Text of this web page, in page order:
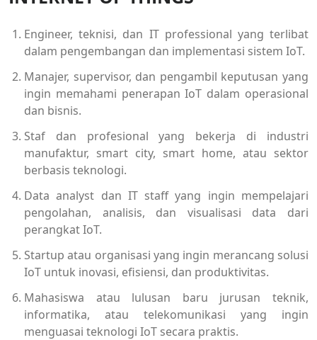
Engineer, teknisi, dan IT professional yang terlibat
dalam pengembangan dan implementasi sistem IoT.
Manajer, supervisor, dan pengambil keputusan yang
ingin memahami penerapan IoT dalam operasional
dan bisnis.
Staf dan profesional yang bekerja di industri
manufaktur, smart city, smart home, atau sektor
berbasis teknologi.
Data analyst dan IT staff yang ingin mempelajari
pengolahan, analisis, dan visualisasi data dari
perangkat IoT.
Startup atau organisasi yang ingin merancang solusi
IoT untuk inovasi, efisiensi, dan produktivitas.
Mahasiswa atau lulusan baru jurusan teknik,
informatika, atau telekomunikasi yang ingin
menguasai teknologi IoT secara praktis.